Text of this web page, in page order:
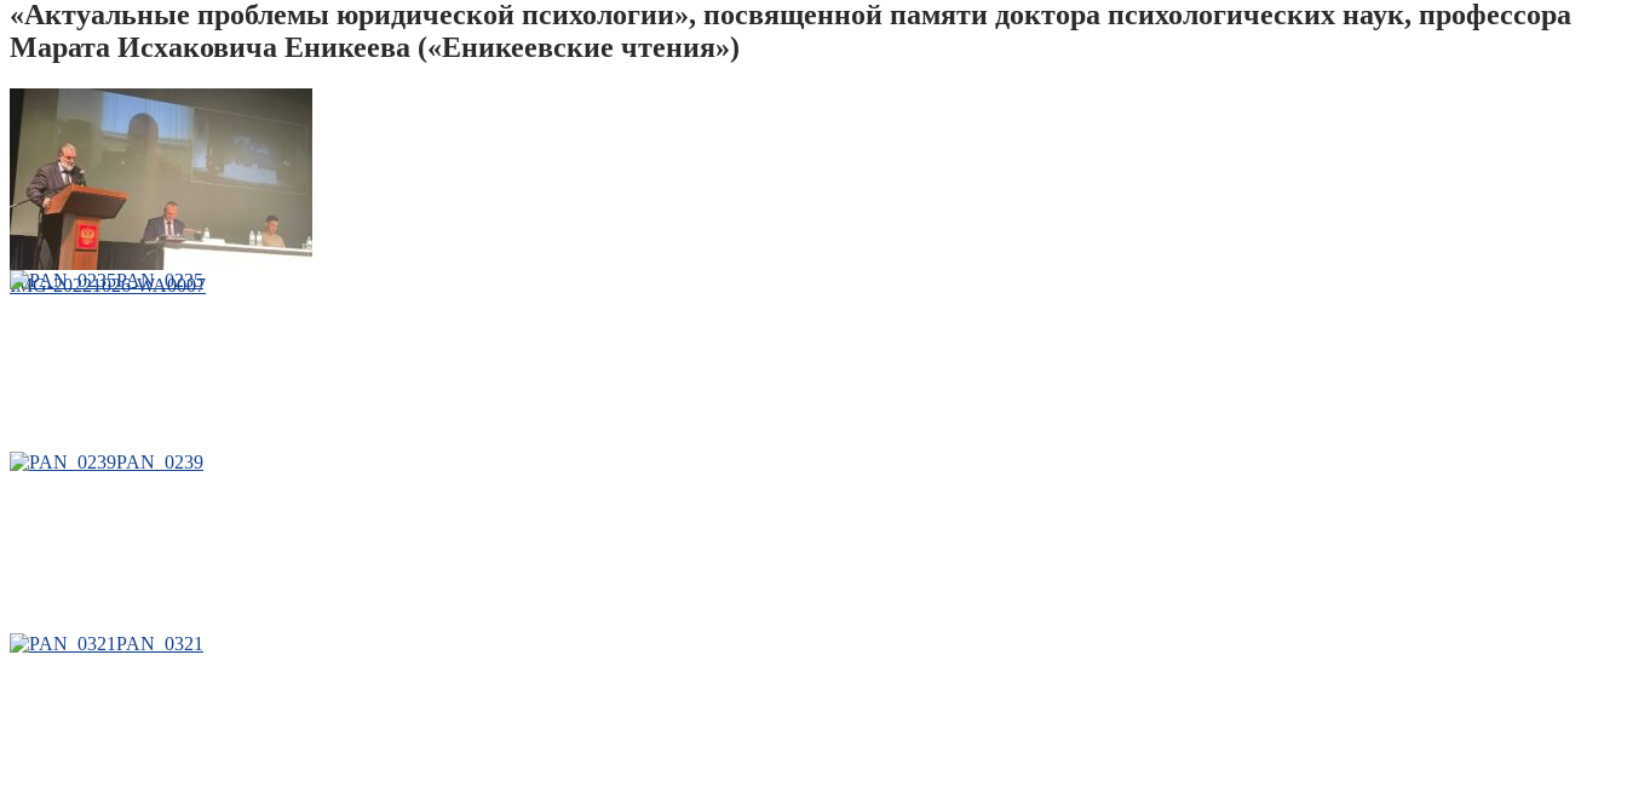
«Актуальные проблемы юридической психологии», посвященной памяти доктора психологических наук, профессора
Марата Исхаковича Еникеева («Еникеевские чтения»)
IMG-20221026-WA0007
PAN_0235
PAN_0239
PAN_0321